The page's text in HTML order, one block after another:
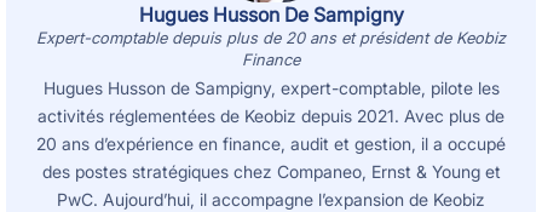
Hugues Husson De Sampigny
Expert-comptable depuis plus de 20 ans et président de Keobiz
Finance
Hugues Husson de Sampigny, expert-comptable, pilote les
activités réglementées de Keobiz depuis 2021. Avec plus de
20 ans d’expérience en finance, audit et gestion, il a occupé
des postes stratégiques chez Companeo, Ernst & Young et
PwC. Aujourd’hui, il accompagne l’expansion de Keobiz